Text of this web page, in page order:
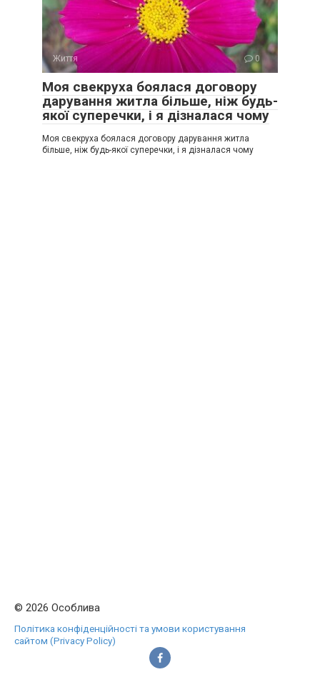
Життя 0
Моя свекруха боялася договору
дарування житла більше, ніж будь-
якої суперечки, і я дізналася чому
Моя свекруха боялася договору дарування житла
більше, ніж будь-якої суперечки, і я дізналася чому
© 2026 Особлива
Політика конфіденційності та умови користування
сайтом (Privacy Policy)